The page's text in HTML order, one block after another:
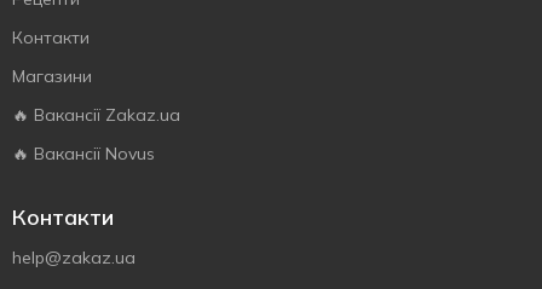
Контакти
Магазини
🔥 Вакансії Zakaz.ua
🔥 Вакансії Novus
Контакти
help@zakaz.ua